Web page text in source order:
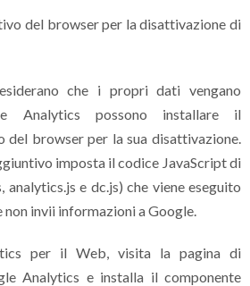
del browser per la disattivazione di
che i propri dati vengano
Analytics possono installare il
del browser per la sua disattivazione.
imposta il codice JavaScript di
analytics.js e dc.js) che viene eseguito
non invii informazioni a Google.
per il Web, visita la pagina di
Analytics e installa il componente